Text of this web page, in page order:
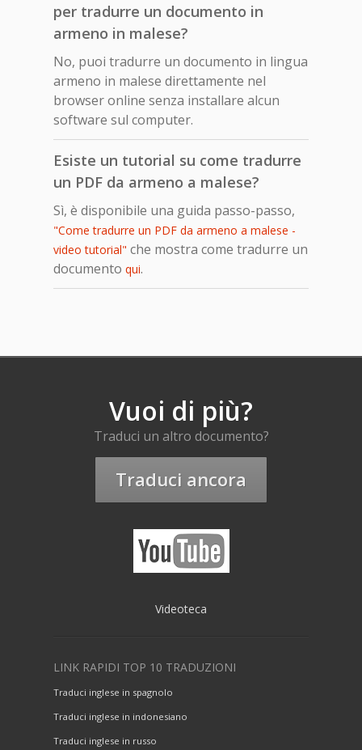
per tradurre un documento in
armeno in malese?
No, puoi tradurre un documento in lingua
armeno in malese direttamente nel
browser online senza installare alcun
software sul computer.
Esiste un tutorial su come tradurre
un PDF da armeno a malese?
Sì, è disponibile una guida passo-passo,
"Come tradurre un PDF da armeno a malese -
video tutorial" che mostra come tradurre un
documento qui.
Vuoi di più?
Traduci un altro documento?
Traduci ancora
Videoteca
LINK RAPIDI TOP 10 TRADUZIONI
Traduci inglese in spagnolo
Traduci inglese in indonesiano
Traduci inglese in russo